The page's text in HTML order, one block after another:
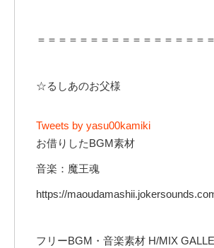
＝＝＝＝＝＝＝＝＝＝＝＝＝＝＝＝
☆るしあのお父様
Tweets by yasu00kamiki
お借りしたBGM素材
音楽：魔王魂
https://
フリーBGM・音楽素材 H/MIX